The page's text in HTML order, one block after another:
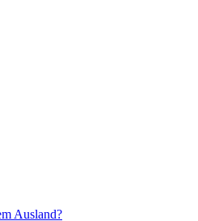
Ausland?